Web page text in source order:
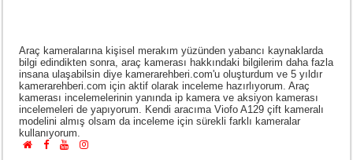
Araç kameralarına kişisel merakım yüzünden yabancı kaynaklarda
bilgi edindikten sonra, araç kamerası hakkındaki bilgilerim daha fazla
insana ulaşabilsin diye kamerarehberi.com'u oluşturdum ve 5 yıldır
kamerarehberi.com için aktif olarak inceleme hazırlıyorum. Araç
kamerası incelemelerinin yanında ip kamera ve aksiyon kamerası
incelemeleri de yapıyorum. Kendi aracıma Viofo A129 çift kameralı
modelini almış olsam da inceleme için sürekli farklı kameralar
kullanıyorum.